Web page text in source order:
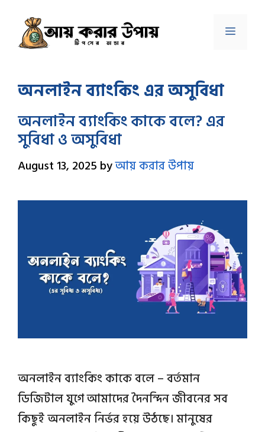
content
Menu
অনলাইন ব্যাংকিং এর অসুবিধা
অনলাইন ব্যাংকিং কাকে বলে? এর
সুবিধা ও অসুবিধা
August 13, 2025 byআয় করার উপায়
অনলাইন ব্যাংকিং কাকে বলে – বর্তমান
ডিজিটাল যুগে আমাদের দৈনন্দিন জীবনের সব
কিছুই অনলাইন নির্ভর হয়ে উঠছে। মানুষের